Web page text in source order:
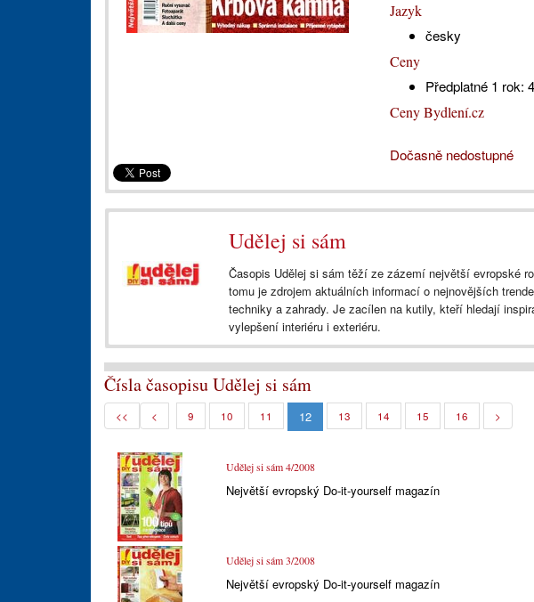
Jazyk
česky
Ceny
Předplatné 1 rok:
Ceny Bydlení.cz
Dočasně nedostupné
Udělej si sám
Časopis Udělej si sám těží ze zázemí největší evropské
tomu je zdrojem aktuálních informací o nejnovějších
techniky a zahrady. Je zacílen na kutily, kteří hledají
vylepšení interiéru i exteriéru.
Čísla časopisu Udělej si sám
<< < 9 10 11 12 13 14 15 16 >
Udělej si sám 4/2008
Největší evropský Do-it-yourself magazín
Udělej si sám 3/2008
Největší evropský Do-it-yourself magazín